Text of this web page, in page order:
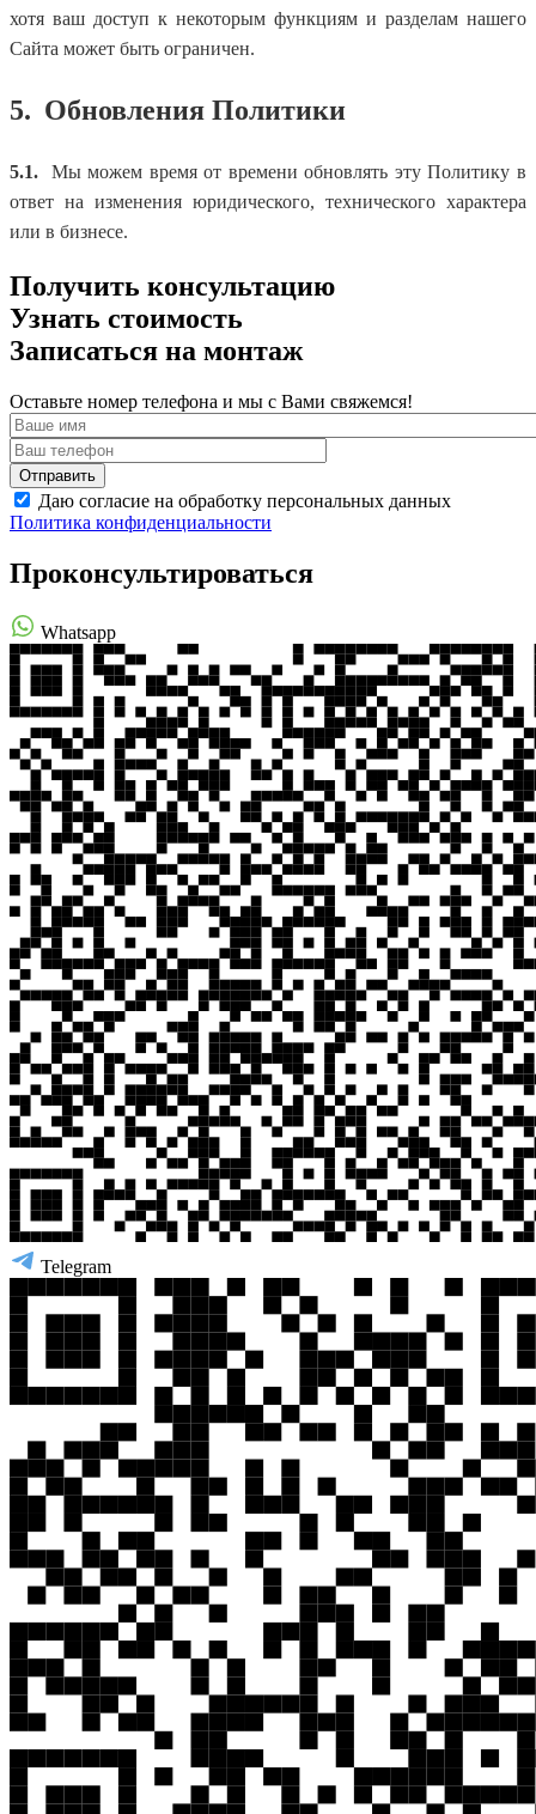
хотя ваш доступ к некоторым функциям и разделам нашего
Сайта может быть ограничен.
5. Обновления Политики
5.1.
Мы можем время от времени обновлять эту Политику в
ответ на изменения юридического, технического характера
или в бизнесе.
Получить консультацию
Узнать стоимость
Записаться на монтаж
Оставьте номер телефона и мы с Вами свяжемся!
Даю согласие на обработку персональных данных
Политика конфиденциальности
Проконсультироваться
Whatsapp
Telegram